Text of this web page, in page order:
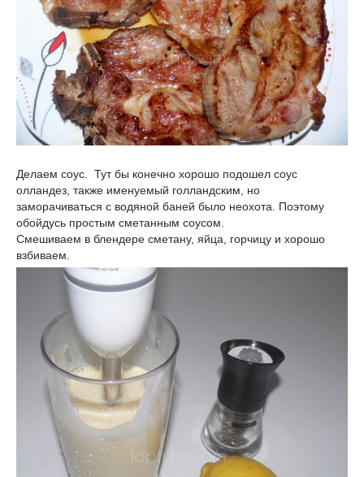
Делаем соус. Тут бы конечно хорошо подошел соус
олландез, также именуемый голландским, но
заморачиваться с водяной баней было неохота. Поэтому
обойдусь простым сметанным соусом.
Смешиваем в блендере сметану, яйца, горчицу и хорошо
взбиваем.